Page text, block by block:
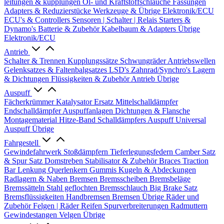
leitungen & kupplungen Öl- und Kraftstoffschläuche Fassungen
Adapters & Reduzierstücke Werkzeuge & Übrige Elektronik/ECU
ECU's & Controllers Sensoren | Schalter | Relais Starters &
Dynamo's Batterie & ZubehörKabelbaum & Adapters Übrige
Elektronik/ECU
Antrieb
Schalter & Trennen Kupplungssätze SchwungräderAntriebswellen
Gelenksatzes & Faltenbalgsatzes LSD's Zahnrad/Synchro's Lagern
& Dichtungen Flüssigkeiten & ZubehörAntrieb Übrige
Auspuff
FächerkrümmerKatalysator Ersatz Mittelschalldämpfer
EndschalldämpferAuspuffanlagen Dichtungen & Flansche
Montagematerial Hitze-Band Schalldämpfers Auspuff Universal
Auspuff Übrige
Fahrgestell
Gewindefahrwerk Stoßdämpfern Tieferlegungsfedern Camber Satz
& Spur Satz Domstreben Stabilisator & ZubehörBraces Traction
BarLenkung Querlenkern Gummis Kugeln & Abdeckungen
Radlagern & Naben Bremsen Bremsscheiben Bremsbeläge
Bremssätteln Stahl geflochten Bremsschlauch Big Brake Satz
Bremsflüssigkeiten Handbremsen Bremsen Übrige Räder und
ZubehörFelgen | RäderReifen Spurverbreiterungen Radmuttern
Gewindestangen Velgen Übrige